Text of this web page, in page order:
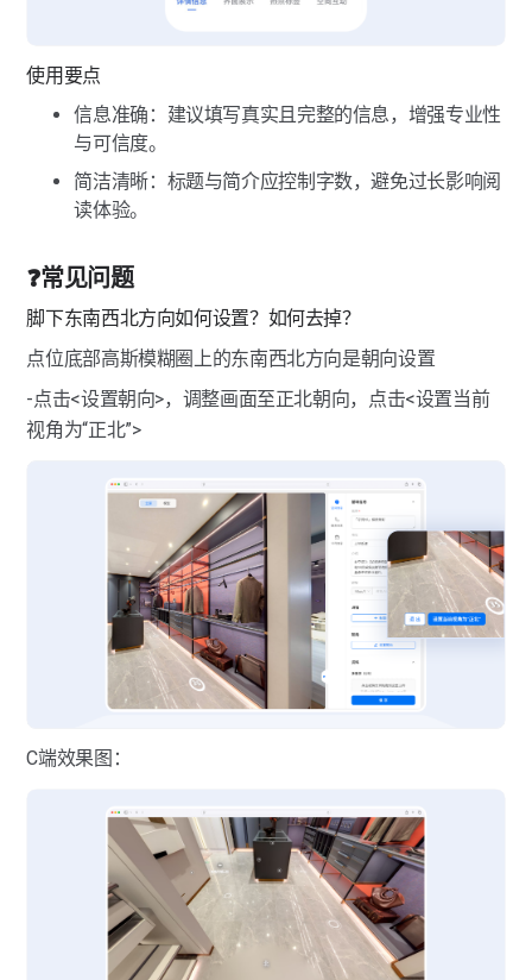
使用要点
信息准确：建议填写真实且完整的信息，增强专业性
与可信度。
简洁清晰：标题与简介应控制字数，避免过长影响阅
读体验。
❓常见问题
脚下东南西北方向如何设置？如何去掉？
点位底部高斯模糊圈上的东南西北方向是朝向设置
-点击<设置朝向>，调整画面至正北朝向，点击<设置当前
视角为“正北”>
C端效果图：